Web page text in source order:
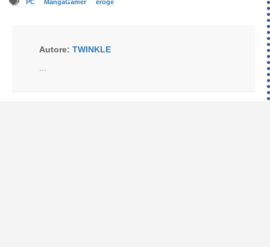
PC MangaGamer eroge
Autore: TWINKLE
...